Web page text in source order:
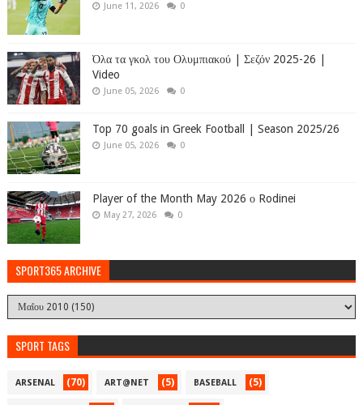
June 11, 2026 0
Όλα τα γκολ του Ολυμπιακού | Σεζόν 2025-26 |
Video
June 05, 2026 0
Top 70 goals in Greek Football | Season 2025/26
June 05, 2026 0
Player of the Month May 2026 ο Rodinei
May 27, 2026 0
SPORT365 ARCHIVE
SPORT TAGS
ARSENAL (70) ART@NET (5) BASEBALL (5)